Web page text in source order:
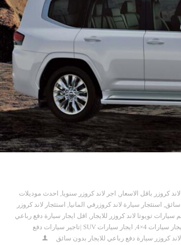
لاند كروزر باقل الاسعار , اجر لاند كروزر سنويا, احدث موديلات
سائق, استئجار سيارة لاند كروزرفي المانيا, استئجار لاند كروزر
سيارات تويوتا لاند كروزر للايجار , اقل ايجار سيارة دفع رباعي
ايجار سيارات 4×4 ,
ايجار سيارات SUV |تاجير سيارات دفع
لاند كروزر سيارة دفع رباعي للايجار بدون سائق